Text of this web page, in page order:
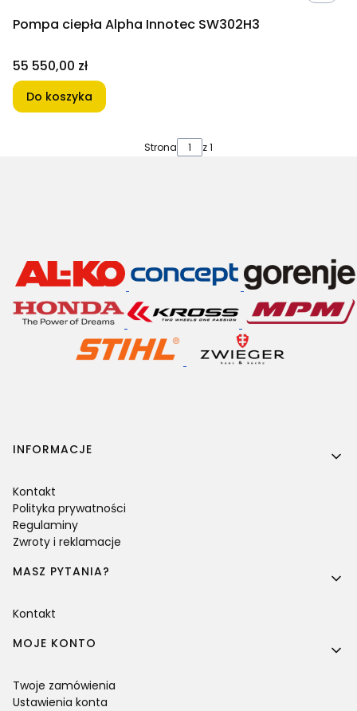
Pompa ciepła Alpha Innotec SW302H3
Cena
55 550,00 zł
Do koszyka
Strona z 1
Linki w stopce
INFORMACJE
Kontakt
Polityka prywatności
Regulaminy
Zwroty i reklamacje
MASZ PYTANIA?
Kontakt
MOJE KONTO
Twoje zamówienia
Ustawienia konta